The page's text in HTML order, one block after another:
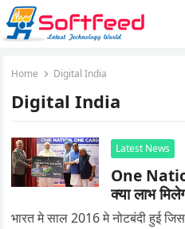
Home Digital India
Digital India
Latest News
One
क्या लाभ
भारत मे साल 2016 मे नोटबंदी हुई